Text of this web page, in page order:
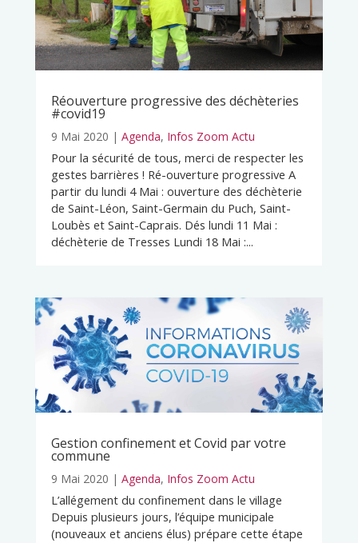
Réouverture progressive des déchèteries
#covid19
9 Mai 2020 | Agenda, Infos Zoom Actu
Pour la sécurité de tous, merci de respecter les
gestes barrières ! Ré-ouverture progressive A
partir du lundi 4 Mai : ouverture des déchèterie
de Saint-Léon, Saint-Germain du Puch, Saint-
Loubès et Saint-Caprais. Dés lundi 11 Mai :
déchèterie de Tresses Lundi 18 Mai :...
Gestion confinement et Covid par votre
commune
9 Mai 2020 | Agenda, Infos Zoom Actu
L’allégement du confinement dans le village
Depuis plusieurs jours, l’équipe municipale
(nouveaux et anciens élus) prépare cette étape